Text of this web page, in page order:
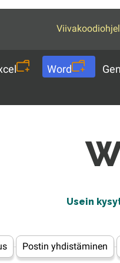
Word
Usein
Postin yhdistäminen